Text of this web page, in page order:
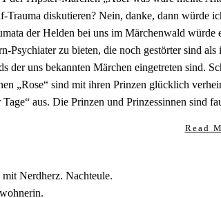
Trauma diskutieren? Nein, danke, dann würde
der Helden bei uns im Märchenwald
Psychiater zu bieten, die noch gestörter sind
der uns bekannten Märchen eingetreten sind.
„Rose“ sind mit ihren Prinzen glücklich
Tage“ aus. Die Prinzen und Prinzessinnen sind
Read
Nerdherz. Nachteule.